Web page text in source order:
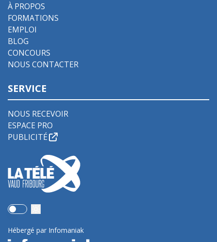
À PROPOS
FORMATIONS
EMPLOI
BLOG
CONCOURS
NOUS CONTACTER
SERVICE
NOUS RECEVOIR
ESPACE PRO
PUBLICITÉ
Use setting
Hébergé par Infomaniak